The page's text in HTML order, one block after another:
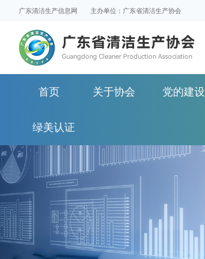
广东清洁生产信息网 主办单位：广东省清洁生产协会
首页 关于协会 党的建设
绿美认证